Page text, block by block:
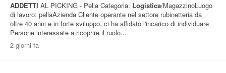
ADDETTI AL PICKING - Pella Categoria: Logistica/MagazzinoLuogo
di lavoro: pellaAzienda Cliente operante nel settore rubinetteria da
oltre 40 anni e in forte sviluppo, ci ha affidato l'incarico di individuare
Persone interessate a ricoprire il ruolo...
2 giorni fa